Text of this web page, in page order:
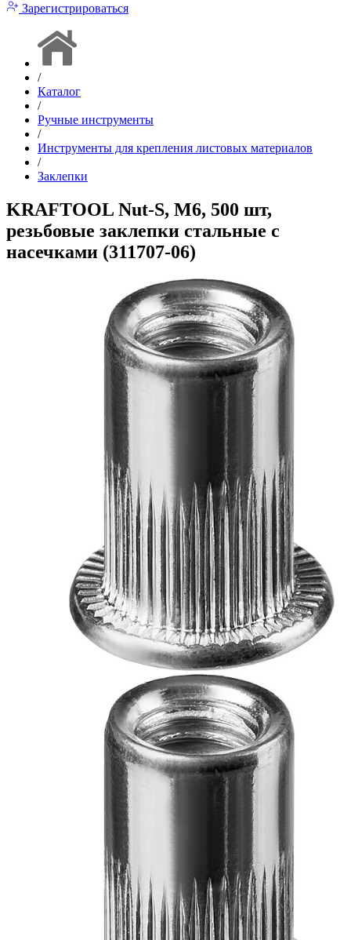
Зарегистрироваться
/
Каталог
/
Ручные инструменты
/
Инструменты для крепления листовых материалов
/
Заклепки
KRAFTOOL Nut-S, М6, 500 шт,
резьбовые заклепки стальные с
насечками (311707-06)